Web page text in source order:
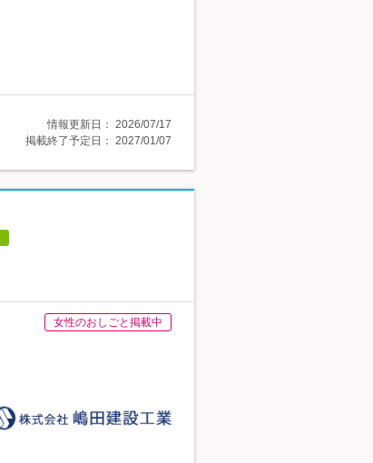
情報更新日： 2026/07/17
掲載終了予定日： 2027/01/07
女性のおしごと掲載中